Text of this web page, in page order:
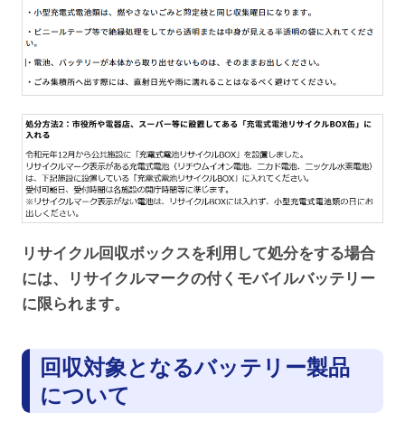
リサイクル回収ボックスを利用して処分をする場合
には、リサイクルマークの付くモバイルバッテリー
に限られます。
回収対象となるバッテリー製品
について